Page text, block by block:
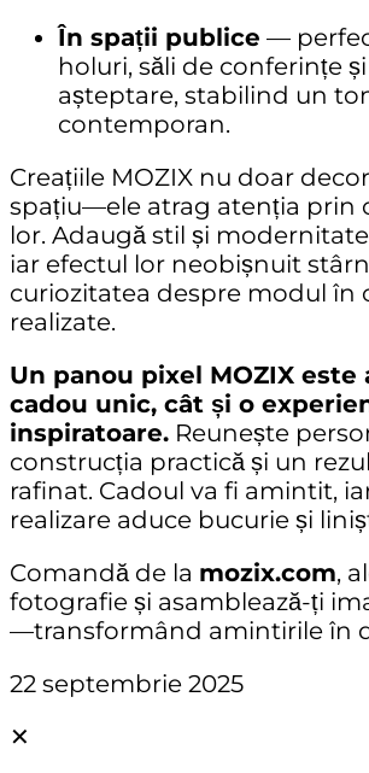
În spații publice —
holuri, săli de conferințe
așteptare, stabilind un
contemporan.
Creațiile MOZIX nu doar
spațiu—ele atrag atenția prin
lor. Adaugă stil și
iar efectul lor neobișnuit
curiozitatea despre modul în
realizate.
Un panou pixel MOZIX este
cadou unic, cât și o
inspiratoare. Reunește
construcția practică și un
rafinat. Cadoul va fi amintit,
realizare aduce bucurie și
Comandă de la mozix.com,
fotografie și asamblează-ți
—transformând amintirile în
22 septembrie 2025
✕